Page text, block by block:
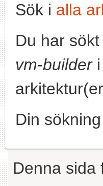
Sök i alla
Du har
vm-builderi
Din
Denna sida